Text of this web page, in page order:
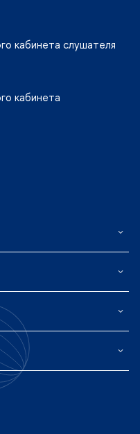
кабинета слушателя
кабинета